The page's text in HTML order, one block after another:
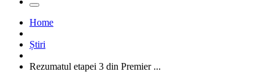
Home
Știri
Rezumatul etapei 3 din Premier ...